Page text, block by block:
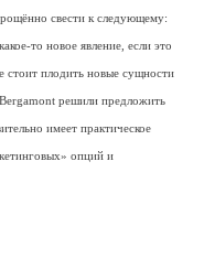
свести к следующему:
то новое явление, если это
стоит плодить новые сущности
решили предложить
имеет практическое
опций и